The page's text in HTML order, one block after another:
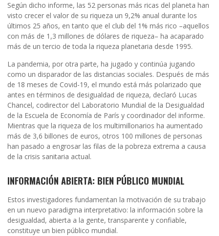
Según dicho informe, las 52 personas más ricas del planeta han
visto crecer el valor de su riqueza un 9,2% anual durante los
últimos 25 años, en tanto que el club del 1% más rico –aquellos
con más de 1,3 millones de dólares de riqueza– ha acaparado
más de un tercio de toda la riqueza planetaria desde 1995.
La pandemia, por otra parte, ha jugado y continúa jugando
como un disparador de las distancias sociales. Después de más
de 18 meses de Covid-19, el mundo está más polarizado que
antes en términos de desigualdad de riqueza, declaró Lucas
Chancel, codirector del Laboratorio Mundial de la Desigualdad
de la Escuela de Economía de París y coordinador del informe.
Mientras que la riqueza de los multimillonarios ha aumentado
más de 3,6 billones de euros, otros 100 millones de personas
han pasado a engrosar las filas de la pobreza extrema a causa
de la crisis sanitaria actual.
INFORMACIÓN ABIERTA: BIEN PÚBLICO MUNDIAL
Estos investigadores fundamentan la motivación de su trabajo
en un nuevo paradigma interpretativo: la información sobre la
desigualdad, abierta a la gente, transparente y confiable,
constituye un bien público mundial.